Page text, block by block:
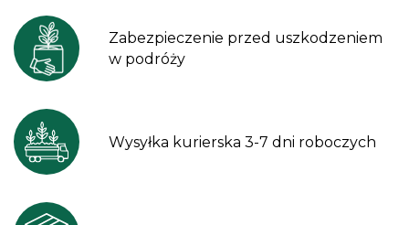
Zabezpieczenie przed uszkodzeniem
w podróży
Wysyłka kurierska 3-7 dni roboczych